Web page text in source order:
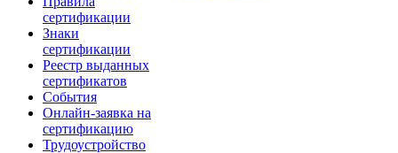
сертификации
Знаки
сертификации
Реестр выданных
сертификатов
События
Онлайн-заявка на
сертификацию
Трудоустройство